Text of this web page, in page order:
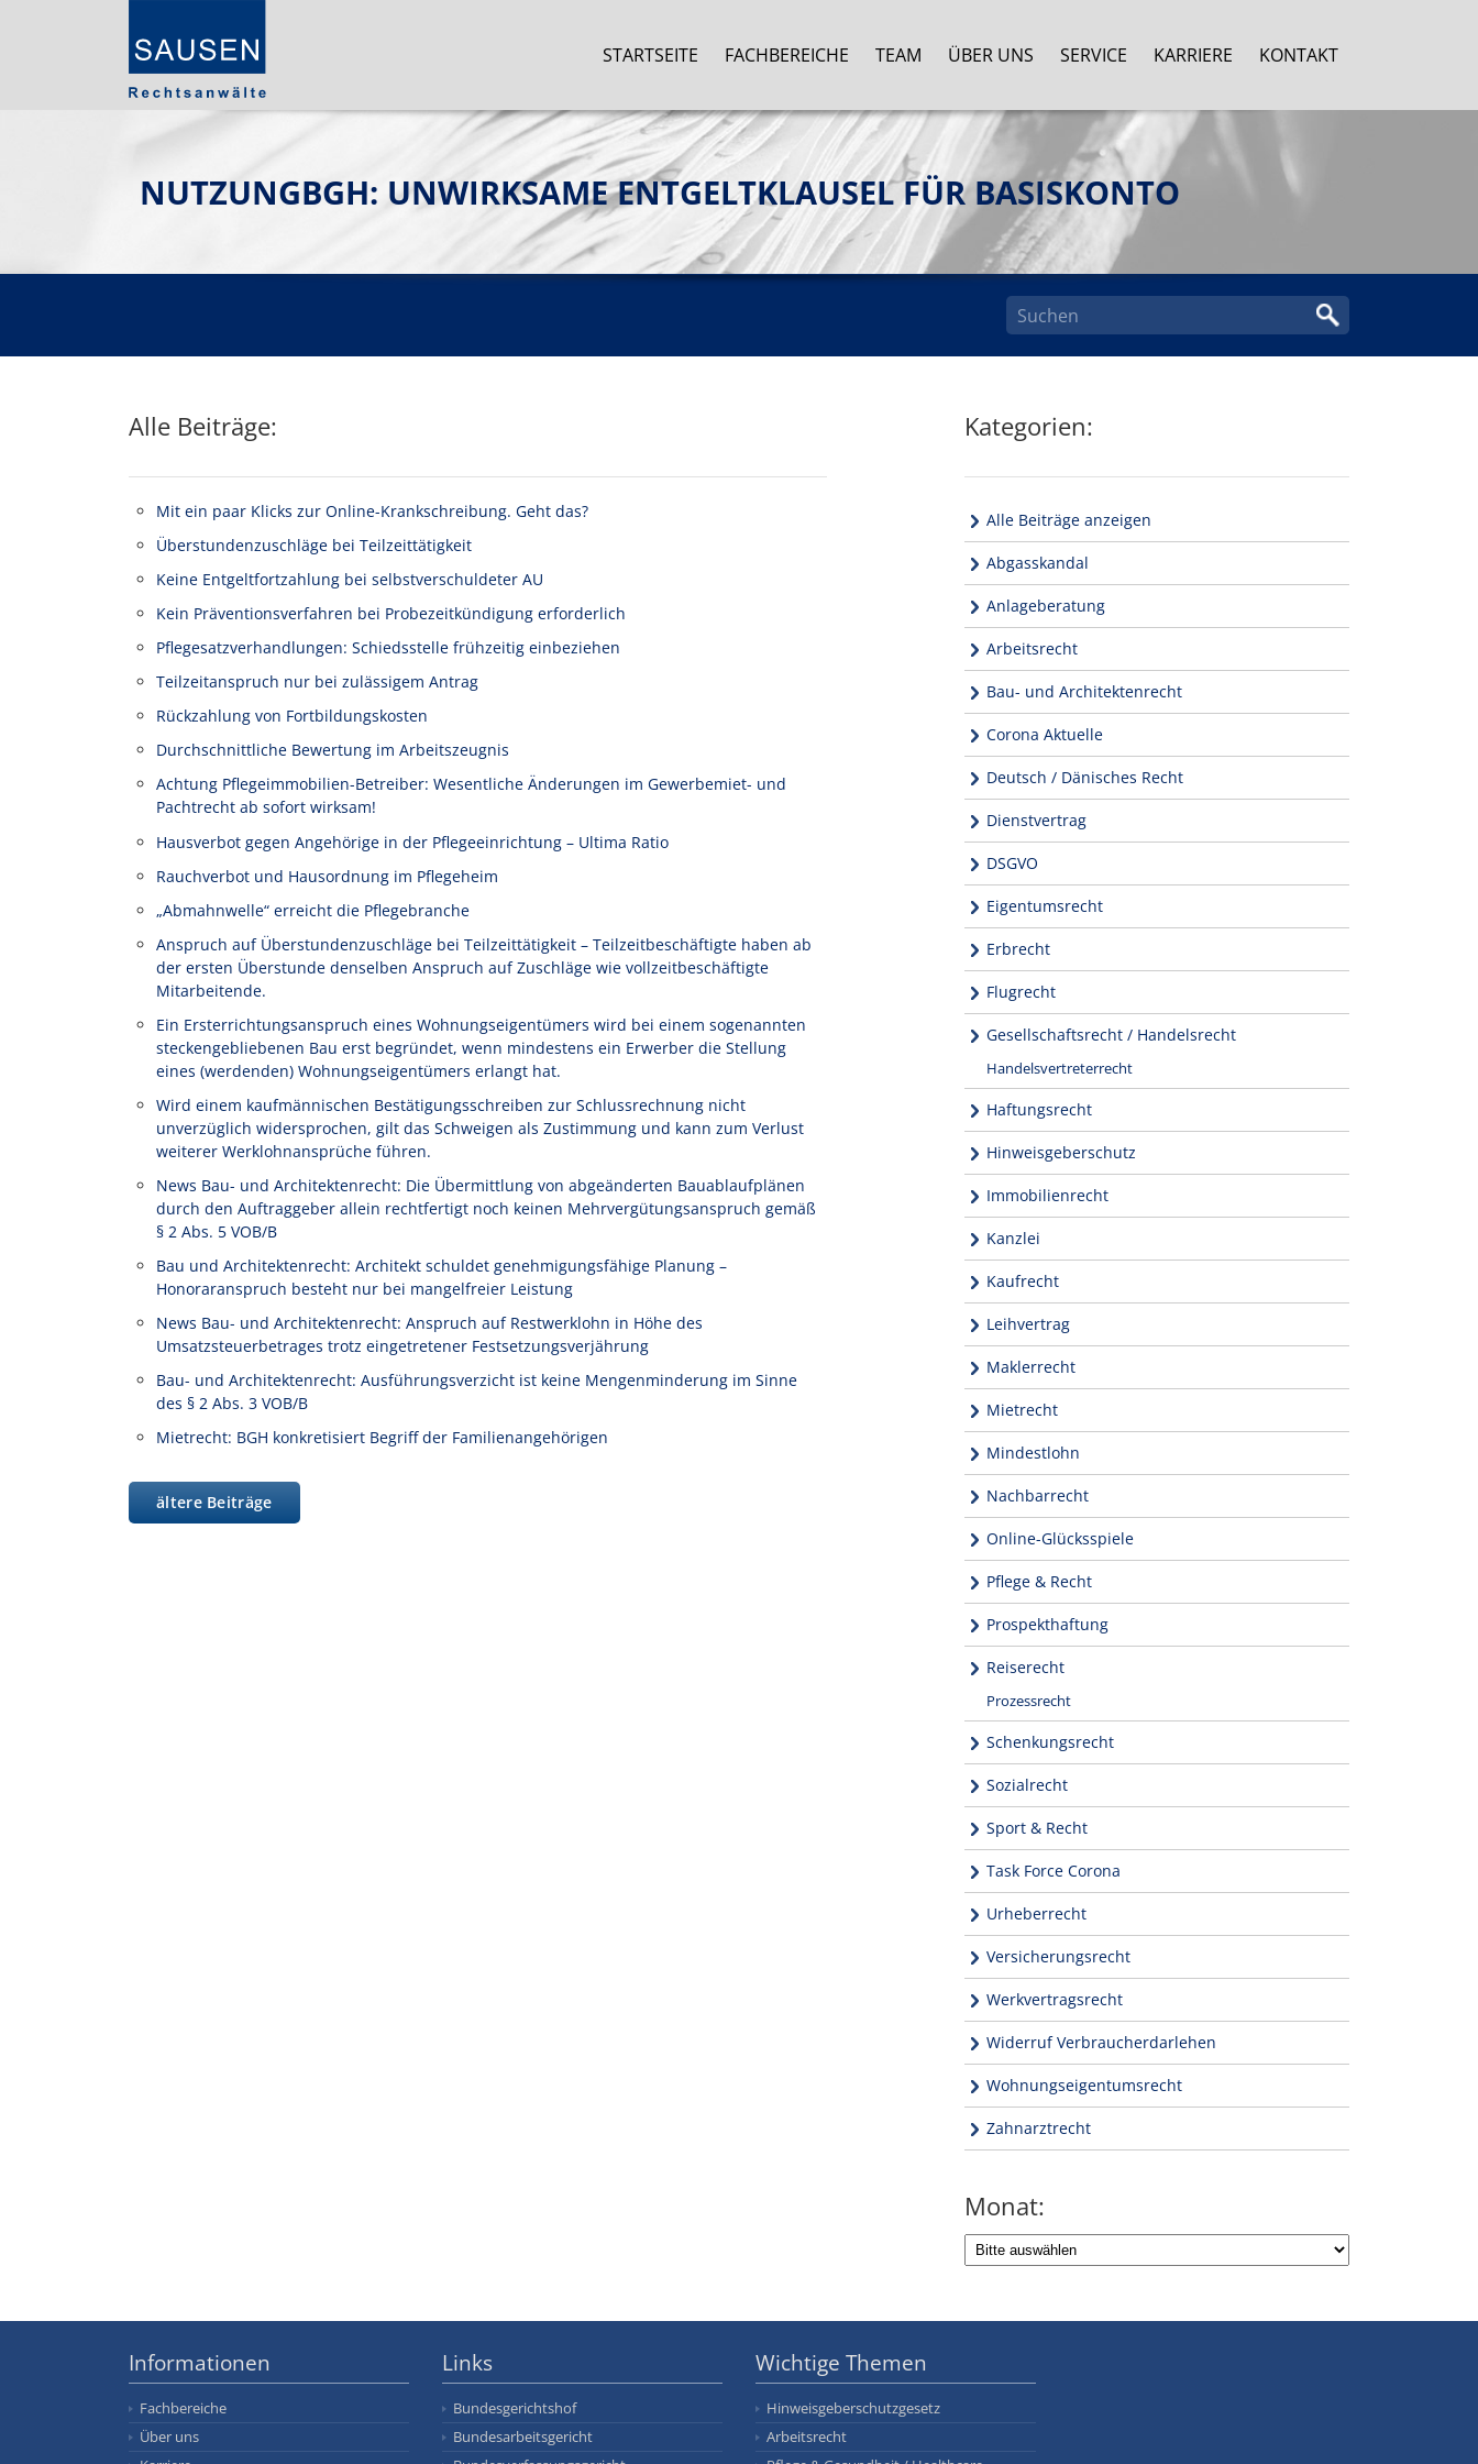
STARTSEITE FACHBEREICHE TEAM ÜBER UNS SERVICE KARRIERE KONTAKT
NUTZUNGBGH: UNWIRKSAME ENTGELTKLAUSEL FÜR BASISKONTO
Alle Beiträge:
Mit ein paar Klicks zur Online-Krankschreibung. Geht das?
Überstundenzuschläge bei Teilzeittätigkeit
Keine Entgeltfortzahlung bei selbstverschuldeter AU
Kein Präventionsverfahren bei Probezeitkündigung erforderlich
Pflegesatzverhandlungen: Schiedsstelle frühzeitig einbeziehen
Teilzeitanspruch nur bei zulässigem Antrag
Rückzahlung von Fortbildungskosten
Durchschnittliche Bewertung im Arbeitszeugnis
Achtung Pflegeimmobilien-Betreiber: Wesentliche Änderungen im Gewerbemiet- und
Pachtrecht ab sofort wirksam!
Hausverbot gegen Angehörige in der Pflegeeinrichtung – Ultima Ratio
Rauchverbot und Hausordnung im Pflegeheim
„Abmahnwelle“ erreicht die Pflegebranche
Anspruch auf Überstundenzuschläge bei Teilzeittätigkeit – Teilzeitbeschäftigte haben ab
der ersten Überstunde denselben Anspruch auf Zuschläge wie vollzeitbeschäftigte
Mitarbeitende.
Ein Ersterrichtungsanspruch eines Wohnungseigentümers wird bei einem sogenannten
steckengebliebenen Bau erst begründet, wenn mindestens ein Erwerber die Stellung
eines (werdenden) Wohnungseigentümers erlangt hat.
Wird einem kaufmännischen Bestätigungsschreiben zur Schlussrechnung nicht
unverzüglich widersprochen, gilt das Schweigen als Zustimmung und kann zum Verlust
weiterer Werklohnansprüche führen.
News Bau- und Architektenrecht: Die Übermittlung von abgeänderten Bauablaufplänen
durch den Auftraggeber allein rechtfertigt noch keinen Mehrvergütungsanspruch gemäß
§ 2 Abs. 5 VOB/B
Bau und Architektenrecht: Architekt schuldet genehmigungsfähige Planung –
Honoraranspruch besteht nur bei mangelfreier Leistung
News Bau- und Architektenrecht: Anspruch auf Restwerklohn in Höhe des
Umsatzsteuerbetrages trotz eingetretener Festsetzungsverjährung
Bau- und Architektenrecht: Ausführungsverzicht ist keine Mengenminderung im Sinne
des § 2 Abs. 3 VOB/B
Mietrecht: BGH konkretisiert Begriff der Familienangehörigen
ältere Beiträge
Kategorien:
Alle Beiträge anzeigen
Abgasskandal
Anlageberatung
Arbeitsrecht
Bau- und Architektenrecht
Corona Aktuelle
Deutsch / Dänisches Recht
Dienstvertrag
DSGVO
Eigentumsrecht
Erbrecht
Flugrecht
Gesellschaftsrecht / Handelsrecht
Handelsvertreterrecht
Haftungsrecht
Hinweisgeberschutz
Immobilienrecht
Kanzlei
Kaufrecht
Leihvertrag
Maklerrecht
Mietrecht
Mindestlohn
Nachbarrecht
Online-Glücksspiele
Pflege & Recht
Prospekthaftung
Reiserecht
Prozessrecht
Schenkungsrecht
Sozialrecht
Sport & Recht
Task Force Corona
Urheberrecht
Versicherungsrecht
Werkvertragsrecht
Widerruf Verbraucherdarlehen
Wohnungseigentumsrecht
Zahnarztrecht
Monat:
Informationen
Fachbereiche
Über uns
Links
Bundesgerichtshof
Bundesarbeitsgericht
Wichtige Themen
Hinweisgeberschutzgesetz
Arbeitsrecht